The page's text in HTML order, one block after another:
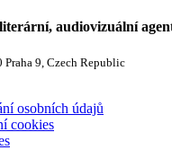
audiovizuální
9, Czech Republic
osobních údajů
cookies